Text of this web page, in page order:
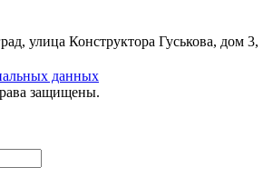
улица Конструктора Гуськова, дом 3,
данных
защищены.